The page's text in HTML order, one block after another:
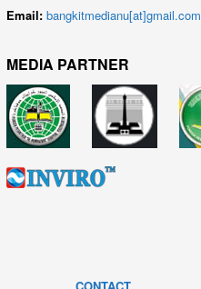
Email: bangkitmedianu[at]gmail.com
MEDIA PARTNER